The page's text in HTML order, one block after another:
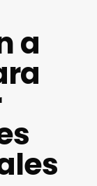
a